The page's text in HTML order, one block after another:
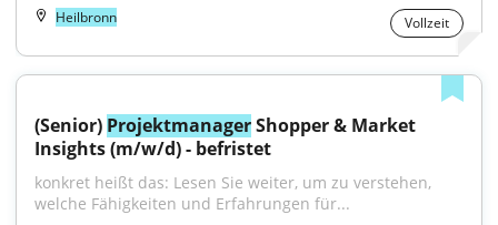
Heilbronn Vollzeit
(Senior) Projektmanager Shopper & Market
Insights (m/w/d) - befristet
konkret heißt das: Lesen Sie weiter, um zu verstehen,
welche Fähigkeiten und Erfahrungen für...